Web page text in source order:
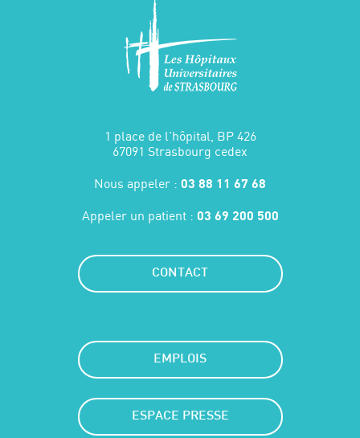
1 place de l'hôpital, BP 426
67091 Strasbourg cedex
Nous appeler : 03 88 11 67 68
Appeler un patient : 03 69 200 500
CONTACT
EMPLOIS
ESPACE PRESSE